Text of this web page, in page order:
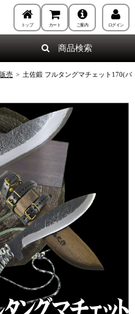
トップ カート ご案内 ログイン
商品検索
売 > 土佐鍛 フルタングマチェット170(パ